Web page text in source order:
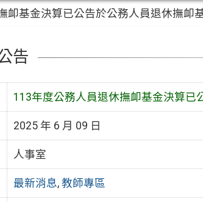
卹基金決算已公告於公務人員退休撫卹
告
113年度公務人員退休撫卹基金決算已
2025 年 6 月 09 日
人事室
最新消息, 教師專區